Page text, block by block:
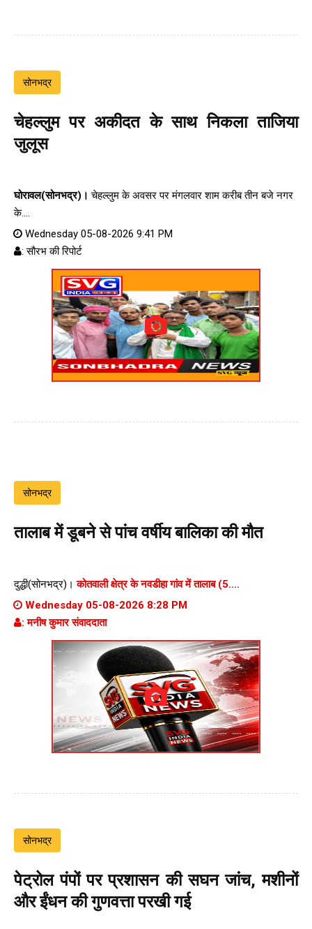
सोनभद्र
चेहल्लुम पर अकीदत के साथ निकला ताजिया
जुलूस
घोरावल(सोनभद्र)। चेहल्लुम के अवसर पर मंगलवार शाम करीब तीन बजे नगर
के....
Wednesday 05-08-2026 9:41 PM
: सौरभ की रिपोर्ट
सोनभद्र
तालाब में डूबने से पांच वर्षीय बालिका की मौत
दुद्धी(सोनभद्र)।कोतवाली क्षेत्र के नवडीहा गांव में तालाब (5....
Wednesday 05-08-2026 8:28 PM
: मनीष कुमार संवाददाता
सोनभद्र
पेट्रोल पंपों पर प्रशासन की सघन जांच, मशीनों
और ईंधन की गुणवत्ता परखी गई